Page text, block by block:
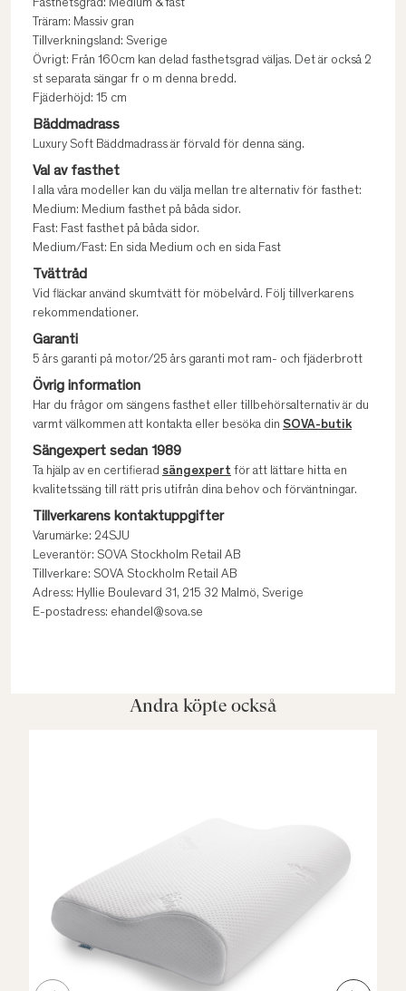
Fasthetsgrad: Medium & fast
Träram: Massiv gran
Tillverkningsland: Sverige
Övrigt: Från 160cm kan delad fasthetsgrad väljas. Det är också 2
st separata sängar fr o m denna bredd.
Fjäderhöjd: 15 cm
Bäddmadrass
Luxury Soft Bäddmadrass är förvald för denna säng.
Val av fasthet
I alla våra modeller kan du välja mellan tre alternativ för fasthet:
Medium: Medium fasthet på båda sidor.
Fast: Fast fasthet på båda sidor.
Medium/Fast: En sida Medium och en sida Fast
Tvättråd
Vid fläckar använd skumtvätt för möbelvård. Följ tillverkarens
rekommendationer.
Garanti
5 års garanti på motor/25 års garanti mot ram- och fjäderbrott
Övrig information
Har du frågor om sängens fasthet eller tillbehörsalternativ är du
varmt välkommen att kontakta eller besöka din SOVA-butik
Sängexpert sedan 1989
Ta hjälp av en certifierad sängexpert för att lättare hitta en
kvalitetssäng till rätt pris utifrån dina behov och förväntningar.
Tillverkarens kontaktuppgifter
Varumärke: 24SJU
Leverantör: SOVA Stockholm Retail AB
Tillverkare: SOVA Stockholm Retail AB
Adress: Hyllie Boulevard 31, 215 32 Malmö, Sverige
E-postadress: ehandel@sova.se
Andra köpte också